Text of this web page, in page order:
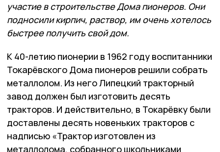
участие в строительстве Дома пионеров. Они
подносили кирпич, раствор, им очень хотелось
быстрее получить свой дом.
К 40-летию пионерии в 1962 году воспитанники
Токарёвского Дома пионеров решили собрать
металлолом. Из него Липецкий тракторный
завод должен был изготовить десять
тракторов. И действительно, в Токарёвку были
доставлены десять новеньких тракторов с
надписью «Трактор изготовлен из
металлолома, собранного школьниками